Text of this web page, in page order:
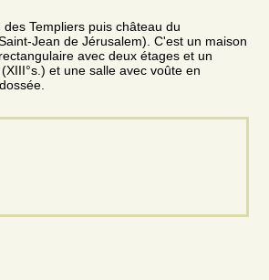
Templiers puis château du
Jean de Jérusalem). C'est un maison
avec deux étages et un
et une salle avec voûte en